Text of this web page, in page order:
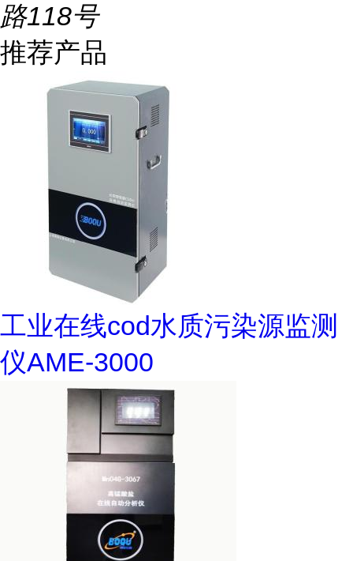
路118号
推荐产品
工业在线cod水质污染源监测
仪AME-3000